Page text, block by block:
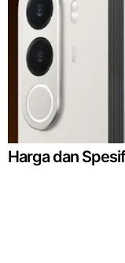
Harga dan